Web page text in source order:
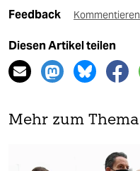
Feedback Kommentieren
Diesen Artikel teilen
Mehr zum Thema